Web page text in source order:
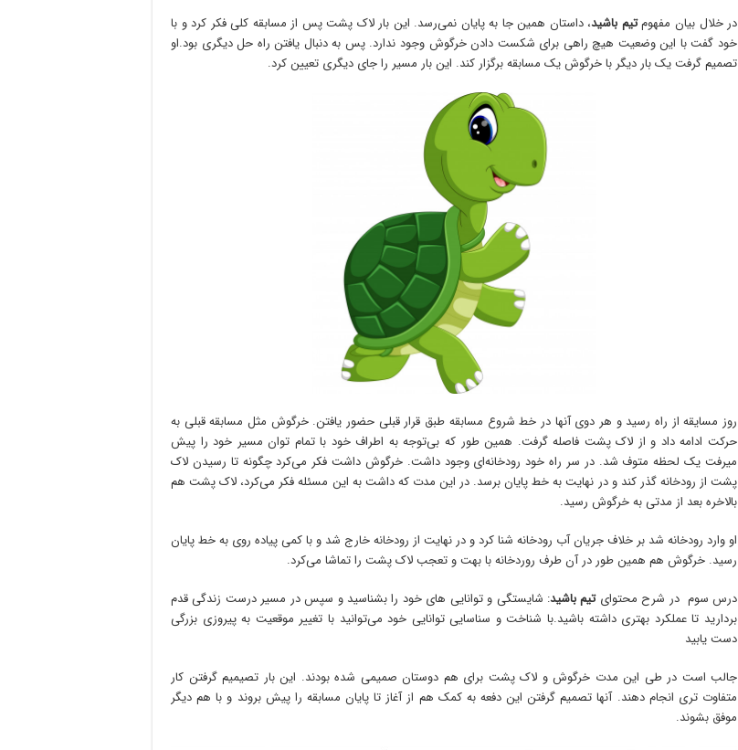
در خلال بیان مفهومتیم باشید، داستان همین جا به پایان نمی‌رسد. این بار لاک پشت پس از مسابقه کلی فکر کرد و با
خود گفت با این وضعیت هیچ راهی برای شکست دادن خرگوش وجود ندارد. پس به دنبال یافتن راه حل دیگری بود.او
تصمیم گرفت یک بار دیگر با خرگوش یک مسابقه برگزار کند. این بار مسیر را جای دیگری تعیین کرد.
روز مسایقه از راه رسید و هر دوی آنها در خط شروع مسابقه طبق قرار قبلی حضور یافتن. خرگوش مثل مسابقه قبلی به
حرکت ادامه داد و از لاک پشت فاصله گرفت. همین طور که بی‌توجه به اطراف خود با تمام توان مسیر خود را پیش
میرفت یک لحظه متوف شد. در سر راه خود رودخانه‌ای وجود داشت. خرگوش داشت فکر می‌کرد چگونه تا رسیدن لاک
پشت از رودخانه گذر کند و در نهایت به خط پایان برسد. در این مدت که داشت به این مسئله فکر می‌کرد، لاک پشت هم
بالاخره بعد از مدتی به خرگوش رسید.
او وارد رودخانه شد بر خلاف جریان آب رودخانه شنا کرد و در نهایت از رودخانه خارج شد و با کمی پیاده روی به خط پایان
رسید. خرگوش هم همین طور در آن طرف روردخانه با بهت و تعجب لاک پشت را تماشا می‌کرد.
درس سوم در شرح محتوایتیم باشید: شایستگی و توانایی های خود را بشناسید و سپس در مسیر درست زندگی قدم
بردارید تا عملکرد بهتری داشته باشید.با شناخت و سناسایی توانایی خود می‌توانید با تغییر موقعیت به پیروزی بزرگی
دست یابید
جالب است در طی این مدت خرگوش و لاک پشت برای هم دوستان صمیمی شده بودند. این بار تصیمیم گرفتن کار
متفاوت تری انجام دهند. آنها تصمیم گرفتن این دفعه به کمک هم از آغاز تا پایان مسابقه را پیش بروند و با هم دیگر
موفق بشوند.